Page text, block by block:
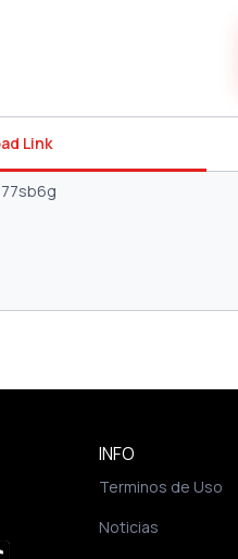
Link
INFO
Terminos de Uso
Noticias